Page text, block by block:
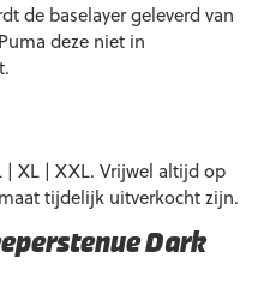
de baselayer geleverd van
deze niet in
| XL | XXL. Vrijwel altijd op
tijdelijk uitverkocht zijn.
Dark